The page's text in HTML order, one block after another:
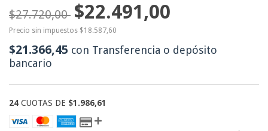
$27.720,00 $22.491,00
Precio sin impuestos $18.587,60
$21.366,45 con Transferencia o depósito
bancario
24 CUOTAS DE $1.986,61